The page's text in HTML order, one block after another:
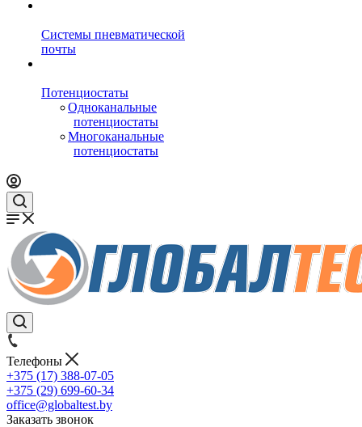
Системы пневматической
почты
Потенциостаты
Одноканальные
потенциостаты
Многоканальные
потенциостаты
Телефоны
+375 (17) 388-07-05
+375 (29) 699-60-34
office@globaltest.by
Заказать звонок